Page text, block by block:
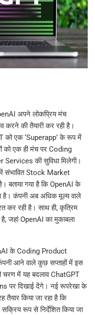
अपने लोकप्रिय मंच
की तैयारी कर रही है।
को एक ‘Superapp’ के रूप में
को एक ही मंच पर Coding
की सुविधा मिलेगी।
संभावित Stock Market
बताया गया है कि OpenAI के
है। कंपनी अब अधिक मूल्य वाले
कर रही है। साथ ही, कृत्रिम
है, जहां OpenAI का मुकाबला
के Coding Product
आने वाले कुछ सप्ताहों में इस
में यह बदलाव ChatGPT
पर दिखाई देंगे। नई रूपरेखा के
किया जा रहा है कि
रूप से निर्देशित किया जा